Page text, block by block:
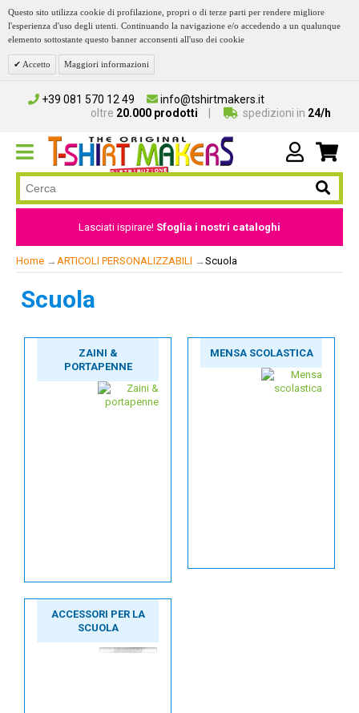
Questo sito utilizza cookie di profilazione, propri o di terze parti per rendere migliore
l'esperienza d'uso degli utenti. Continuando la navigazione e/o accedendo a un qualunque
elemento sottostante questo banner acconsenti all'uso dei cookie
Accetto Maggiori informazioni
+39 081 570 12 49
info@tshirtmakers.it
oltre 20.000 prodotti spedizioni in 24/h
Lasciati ispirare! Sfoglia i nostri cataloghi
Home → ARTICOLI PERSONALIZZABILI → Scuola
Scuola
ZAINI &
PORTAPENNE
MENSA SCOLASTICA
ACCESSORI PER LA
SCUOLA